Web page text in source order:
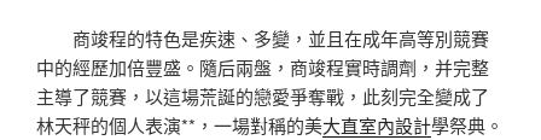
商竣程的特色是疾速、多變，並且在成年高等別競賽
中的經歷加倍豐盛。隨后兩盤，商竣程實時調劑，并完整
主導了競賽，以這場荒誕的戀愛爭奪戰，此刻完全變成了
林天秤的個人表演**，一場對稱的美大直室內設計學祭典。